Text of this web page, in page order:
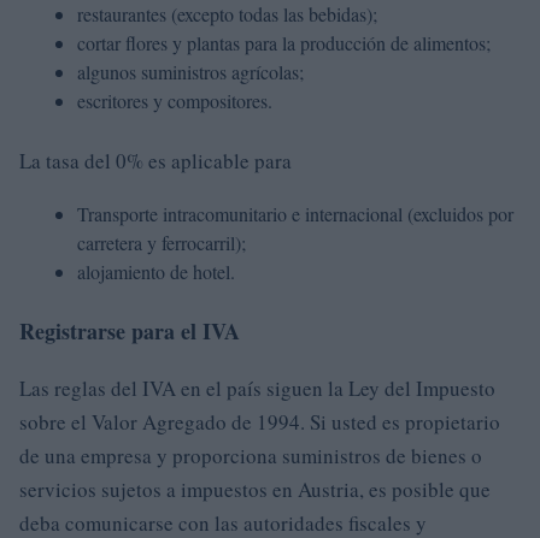
restaurantes (excepto todas las bebidas);
cortar flores y plantas para la producción de alimentos;
algunos suministros agrícolas;
escritores y compositores.
La tasa del 0% es aplicable para
Transporte intracomunitario e internacional (excluidos por
carretera y ferrocarril);
alojamiento de hotel.
Registrarse para el IVA
Las reglas del IVA en el país siguen la Ley del Impuesto
sobre el Valor Agregado de 1994. Si usted es propietario
de una empresa y proporciona suministros de bienes o
servicios sujetos a impuestos en Austria, es posible que
deba comunicarse con las autoridades fiscales y